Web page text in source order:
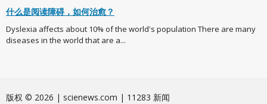
什么是阅读障碍，如何治愈？
Dyslexia affects about 10% of the world's population There are many
diseases in the world that are a...
版权 © 2026 | scienews.com | 11283 新闻